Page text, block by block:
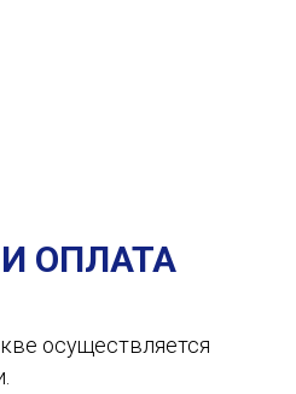
ОПЛАТА
осуществляется